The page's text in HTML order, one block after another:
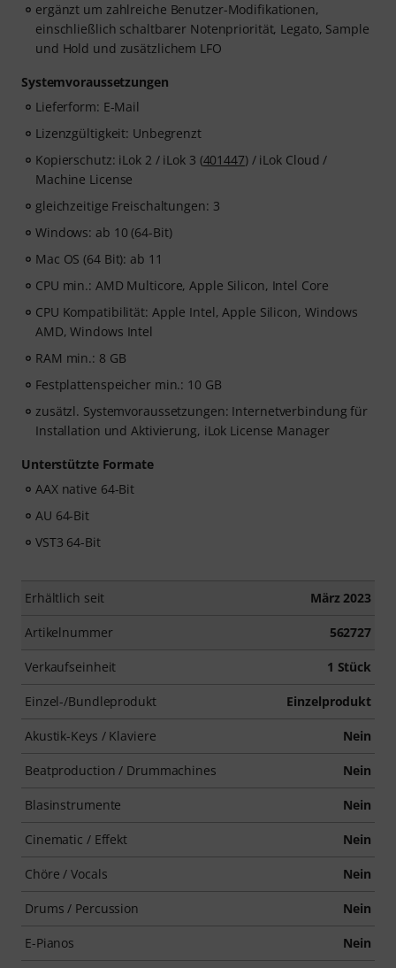
ergänzt um zahlreiche Benutzer-Modifikationen,
einschließlich schaltbarer Notenpriorität, Legato, Sample
und Hold und zusätzlichem LFO
Systemvoraussetzungen
Lieferform: E-Mail
Lizenzgültigkeit: Unbegrenzt
Kopierschutz: iLok 2 / iLok 3 (401447) / iLok Cloud /
Machine License
gleichzeitige Freischaltungen: 3
Windows: ab 10 (64-Bit)
Mac OS (64 Bit): ab 11
CPU min.: AMD Multicore, Apple Silicon, Intel Core
CPU Kompatibilität: Apple Intel, Apple Silicon, Windows
AMD, Windows Intel
RAM min.: 8 GB
Festplattenspeicher min.: 10 GB
zusätzl. Systemvoraussetzungen: Internetverbindung für
Installation und Aktivierung, iLok License Manager
Unterstützte Formate
AAX native 64-Bit
AU 64-Bit
VST3 64-Bit
Erhältlich seit März 2023
Artikelnummer 562727
Verkaufseinheit 1 Stück
Einzel-/Bundleprodukt Einzelprodukt
Akustik-Keys / Klaviere Nein
Beatproduction / Drummachines Nein
Blasinstrumente Nein
Cinematic / Effekt Nein
Chöre / Vocals Nein
Drums / Percussion Nein
E-Pianos Nein